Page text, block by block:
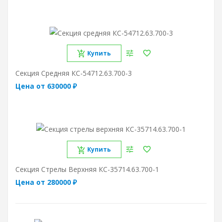
Купить
Секция Средняя КС-54712.63.700-3
Цена от 630000 ₽
Купить
Секция Стрелы Верхняя КС-35714.63.700-1
Цена от 280000 ₽